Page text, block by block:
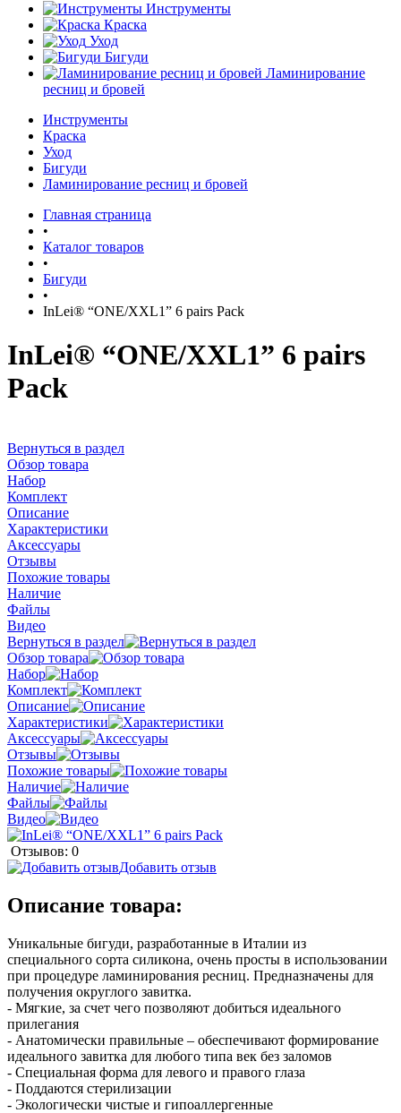
Инструменты
Краска
Уход
Бигуди
Ламинирование
ресниц и бровей
Инструменты
Краска
Уход
Бигуди
Ламинирование ресниц и бровей
Главная страница
•
Каталог товаров
•
Бигуди
•
InLei® “ONE/XXL1” 6 pairs Pack
InLei® “ONE/XXL1” 6 pairs
Pack
Вернуться в раздел
Обзор товара
Набор
Комплект
Описание
Характеристики
Аксессуары
Отзывы
Похожие товары
Наличие
Файлы
Видео
Вернуться в раздел
Обзор товара
Набор
Комплект
Описание
Характеристики
Аксессуары
Отзывы
Похожие товары
Наличие
Файлы
Видео
Отзывов: 0
Добавить отзыв
Описание товара:
Уникальные бигуди, разработанные в Италии из
специального сорта силикона, очень просты в использовании
при процедуре ламинирования ресниц. Предназначены для
получения округлого завитка.
- Мягкие, за счет чего позволяют добиться идеального
прилегания
- Анатомически правильные – обеспечивают формирование
идеального завитка для любого типа век без заломов
- Специальная форма для левого и правого глаза
- Поддаются стерилизации
- Экологически чистые и гипоаллергенные